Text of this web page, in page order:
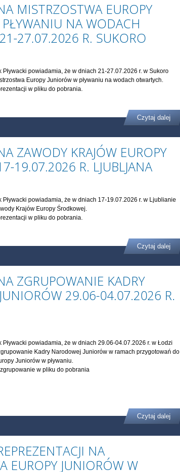
MISTRZOSTWA EUROPY
NA WODACH
27.07.2026 R. SUKORO
Pływacki powiadamia, że w dniach 21-27.07.2026 r. w Sukoro
Europy Juniorów w pływaniu na wodach otwartych.
w pliku do pobrania.
Czytaj dalej
ZAWODY KRAJÓW EUROPY
19.07.2026 R. LJUBLJANA
Pływacki powiadamia, że w dniach 17-19.07.2026 r. w Ljublianie
Krajów Europy Środkowej.
w pliku do pobrania.
Czytaj dalej
ZGRUPOWANIE KADRY
29.06-04.07.2026 R.
Pływacki powiadamia, że w dniach 29.06-04.07.2026 r. w Łodzi
Kadry Narodowej Juniorów w ramach przygotowań do
Juniorów w pływaniu.
zgrupowanie w pliku do pobrania
Czytaj dalej
NA
EUROPY JUNIORÓW W